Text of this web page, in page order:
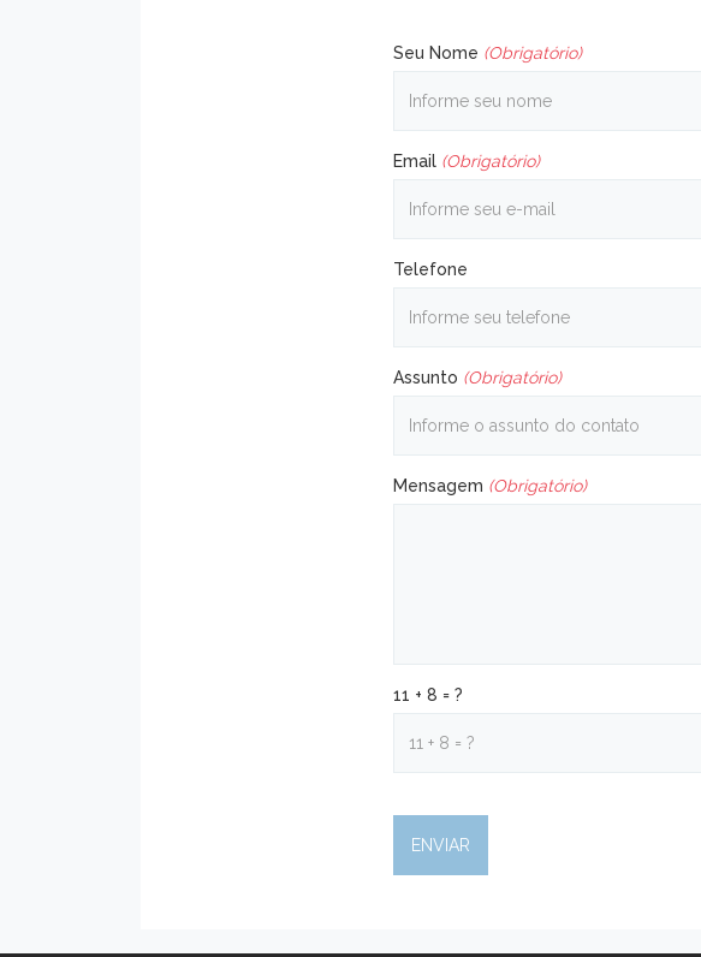
Seu Nome (Obrigatório)
Email (Obrigatório)
Telefone
Assunto (Obrigatório)
Mensagem (Obrigatório)
11 + 8 = ?